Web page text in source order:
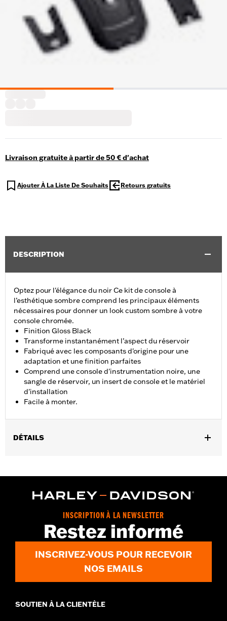
Livraison gratuite à partir de 50 € d'achat
Ajouter À La Liste De Souhaits Retours gratuits
DESCRIPTION
Optez pour l'élégance du noir Ce kit de console à
l’esthétique sombre comprend les principaux éléments
nécessaires pour donner un look custom sombre à votre
console chromée.
Finition Gloss Black
Transforme instantanément l’aspect du réservoir
Fabriqué avec les composants d'origine pour une
adaptation et une finition parfaites
Comprend une console d'instrumentation noire, une
sangle de réservoir, un insert de console et le matériel
d'installation
Facile à monter.
DÉTAILS
Vendu à l'unité:Chaque
réservoir, insert de console et matériel d'installation
INSCRIPTION À LA NEWSLETTER
Restez informé
INSCRIVEZ-VOUS POUR RECEVOIR
NOS EMAILS
SOUTIEN À LA CLIENTÈLE